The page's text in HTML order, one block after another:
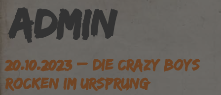
ADMIN
20.10.2023 – DIE CRAZY BOYS
ROCKEN IM URSPRUNG